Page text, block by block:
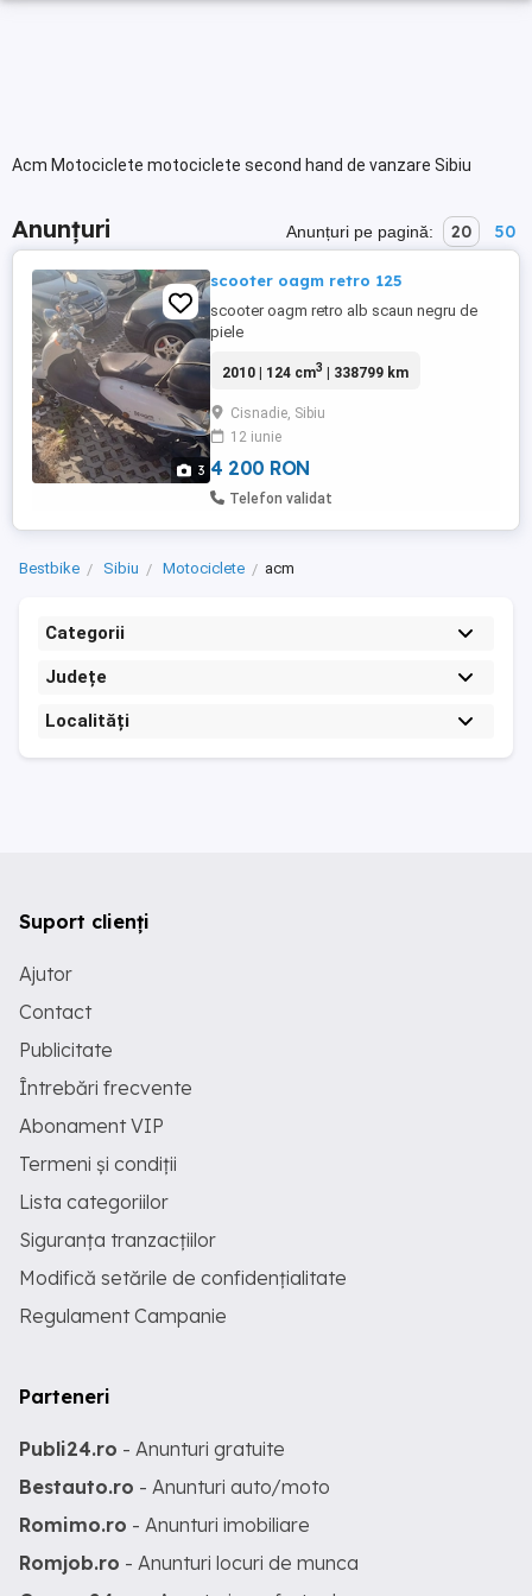
Acm Motociclete motociclete second hand de vanzare Sibiu
Anunțuri Anunțuri pe pagină: 20 50
3
scooter oagm retro 125
scooter oagm retro alb scaun negru de
piele
2010 | 124 cm3 | 338799 km
Cisnadie, Sibiu
12 iunie
4 200 RON
Telefon validat
Bestbike Sibiu Motociclete acm
Categorii
Județe
Localități
Suport clienți
Ajutor
Contact
Publicitate
Întrebări frecvente
Abonament VIP
Termeni și condiții
Lista categoriilor
Siguranța tranzacțiilor
Modifică setările de confidențialitate
Regulament Campanie
Parteneri
Publi24.ro - Anunturi gratuite
Bestauto.ro - Anunturi auto/moto
Romimo.ro - Anunturi imobiliare
Romjob.ro - Anunturi locuri de munca